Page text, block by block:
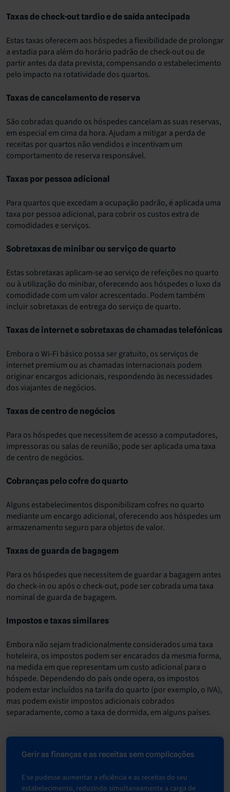
Taxas de check-out tardio e de saída antecipada
Estas taxas oferecem aos hóspedes a flexibilidade de prolongar
a estadia para além do horário padrão de check-out ou de
partir antes da data prevista, compensando o estabelecimento
pelo impacto na rotatividade dos quartos.
Taxas de cancelamento de reserva
São cobradas quando os hóspedes cancelam as suas reservas,
em especial em cima da hora. Ajudam a mitigar a perda de
receitas por quartos não vendidos e incentivam um
comportamento de reserva responsável.
Taxas por pessoa adicional
Para quartos que excedam a ocupação padrão, é aplicada uma
taxa por pessoa adicional, para cobrir os custos extra de
comodidades e serviços.
Sobretaxas de minibar ou serviço de quarto
Estas sobretaxas aplicam-se ao serviço de refeições no quarto
ou à utilização do minibar, oferecendo aos hóspedes o luxo da
comodidade com um valor acrescentado. Podem também
incluir sobretaxas de entrega do serviço de quarto.
Taxas de internet e sobretaxas de chamadas telefónicas
Embora o Wi-Fi básico possa ser gratuito, os serviços de
internet premium ou as chamadas internacionais podem
originar encargos adicionais, respondendo às necessidades
dos viajantes de negócios.
Taxas de centro de negócios
Para os hóspedes que necessitem de acesso a computadores,
impressoras ou salas de reunião, pode ser aplicada uma taxa
de centro de negócios.
Cobranças pelo cofre do quarto
Alguns estabelecimentos disponibilizam cofres no quarto
mediante um encargo adicional, oferecendo aos hóspedes um
armazenamento seguro para objetos de valor.
Taxas de guarda de bagagem
Para os hóspedes que necessitem de guardar a bagagem antes
do check-in ou após o check-out, pode ser cobrada uma taxa
nominal de guarda de bagagem.
Impostos e taxas similares
Embora não sejam tradicionalmente considerados uma taxa
hoteleira, os impostos podem ser encarados da mesma forma,
na medida em que representam um custo adicional para o
hóspede. Dependendo do país onde opera, os impostos
podem estar incluídos na tarifa do quarto (por exemplo, o IVA),
mas podem existir impostos adicionais cobrados
separadamente, como a taxa de dormida, em alguns países.
Gerir as finanças e as receitas sem complicações
E se pudesse aumentar a eficiência e as receitas do seu
estabelecimento, reduzindo simultaneamente a carga de